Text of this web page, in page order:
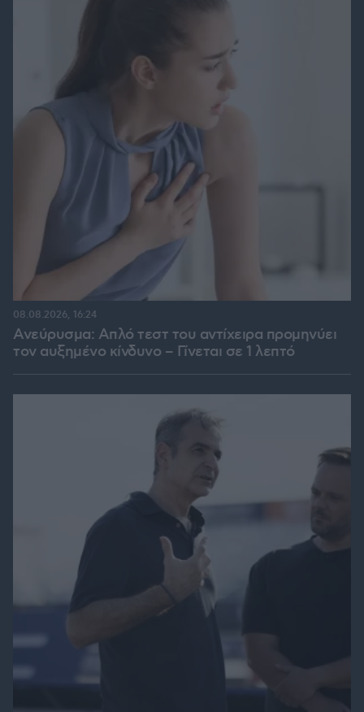
Ανεύρυσμα: Απλό τεστ του αντίχειρα προμηνύει
τον αυξημένο κίνδυνο – Γίνεται σε 1 λεπτό
08.08.2026, 16:24